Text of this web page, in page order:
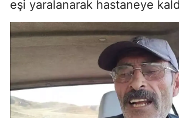
eşi yaralanarak hastaneye